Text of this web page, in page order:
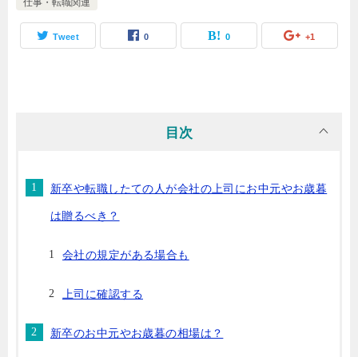
仕事・転職関連
Tweet 0 0 +1
目次
新卒や転職したての人が会社の上司にお中元やお歳暮
は贈るべき？
会社の規定がある場合も
上司に確認する
新卒のお中元やお歳暮の相場は？